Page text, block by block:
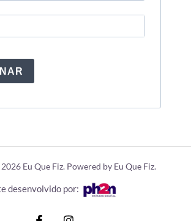
Eu Que Fiz. Powered by Eu Que Fiz.
desenvolvido por: